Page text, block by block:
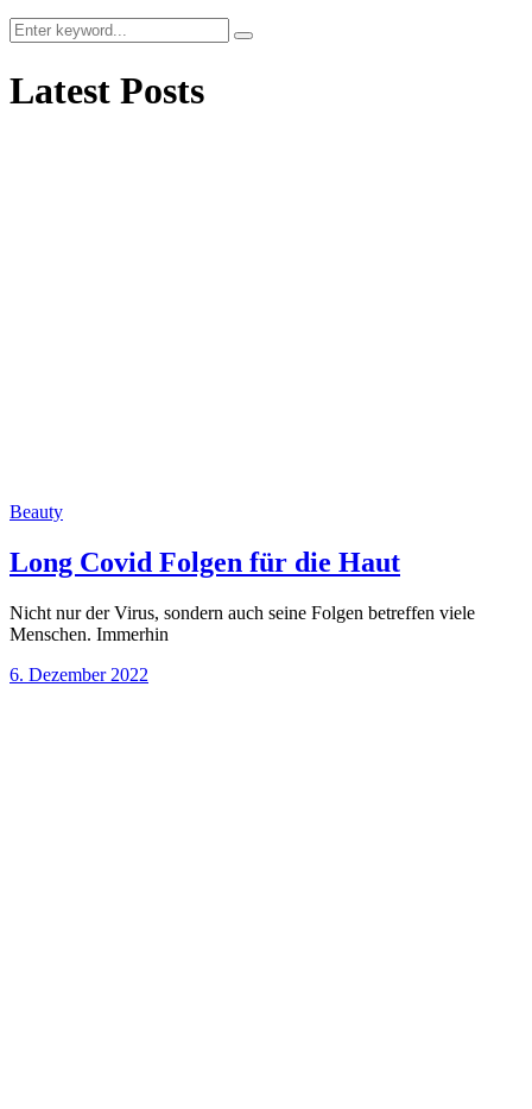
Latest Posts
Beauty
Long Covid Folgen für die Haut
Nicht nur der Virus, sondern auch seine Folgen betreffen viele
Menschen. Immerhin
6. Dezember 2022